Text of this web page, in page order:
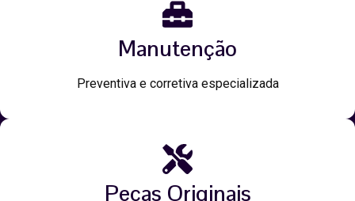
Manutenção
Preventiva e corretiva especializada
Peças Originais